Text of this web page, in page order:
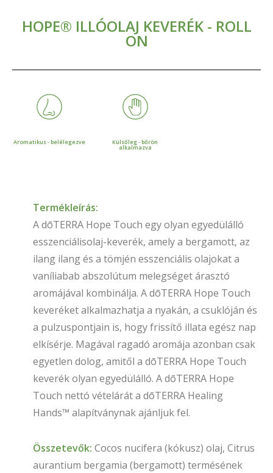
HOPE® ILLÓOLAJ KEVERÉK - ROLL
ON
Aromatikus - belélegezve Külsőleg - bőrön
alkalmazva
Termékleírás:
A dōTERRA Hope Touch egy olyan egyedülálló
esszenciálisolaj-keverék, amely a bergamott, az
ilang ilang és a tömjén esszenciális olajokat a
vaníliabab abszolútum melegséget árasztó
aromájával kombinálja. A dōTERRA Hope Touch
keveréket alkalmazhatja a nyakán, a csuklóján és
a pulzuspontjain is, hogy frissítő illata egész nap
elkísérje. Magával ragadó aromája azonban csak
egyetlen dolog, amitől a dōTERRA Hope Touch
keverék olyan egyedülálló. A dōTERRA Hope
Touch nettó vételárát a dōTERRA Healing
Hands™ alapítványnak ajánljuk fel.
Összetevők:Cocos nucifera (kókusz) olaj, Citrus
aurantium bergamia (bergamott) termésének